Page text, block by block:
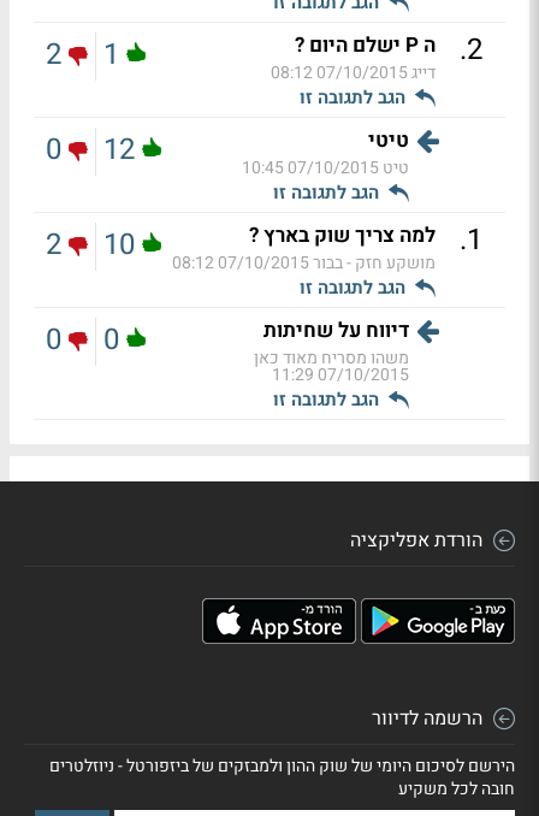
2
. ה P ישלם היום ?
דייג07/10/2015 08:12
הגב לתגובה זו
1
2
טיטי
טיט07/10/2015 10:45
הגב לתגובה זו
12
0
1
. למה צריך שוק בארץ ?
מושקע חזק - בבור07/10/2015 08:12
הגב לתגובה זו
10
2
דיווח על שחיתות
משהו מסריח מאוד כאן
07/10/2015 11:29
הגב לתגובה זו
0
0
הורדת אפליקציה
הרשמה לדיוור
הירשם לסיכום היומי של שוק ההון ולמבזקים של ביזפורטל - ניוזלטרים
חובה לכל משקיע